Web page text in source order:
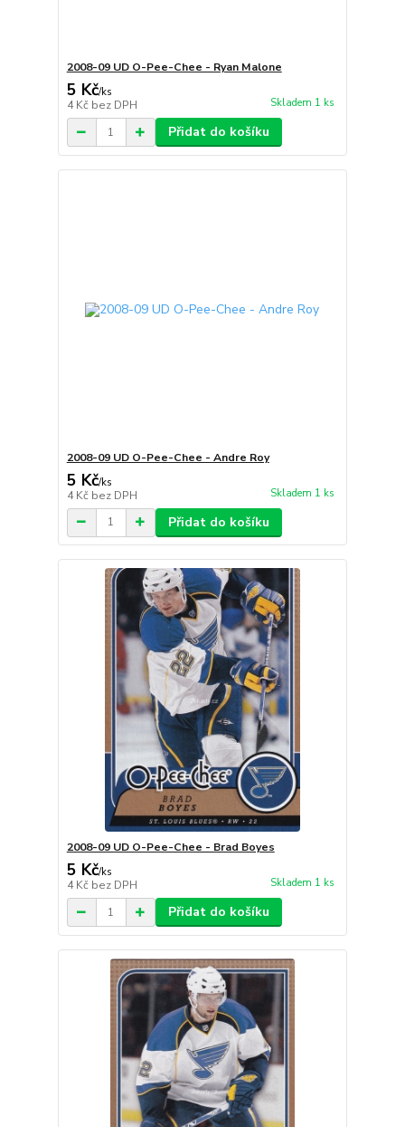
2008-09 UD O-Pee-Chee - Ryan Malone
5 Kč/ks
4 Kč bez DPH Skladem 1 ks
Přidat do košíku
2008-09 UD O-Pee-Chee - Andre Roy
5 Kč/ks
4 Kč bez DPH Skladem 1 ks
Přidat do košíku
2008-09 UD O-Pee-Chee - Brad Boyes
5 Kč/ks
4 Kč bez DPH Skladem 1 ks
Přidat do košíku